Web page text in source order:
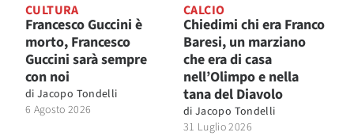
CULTURA
Francesco Guccini è
morto, Francesco
Guccini sarà sempre
con noi
di Jacopo Tondelli
6 Agosto 2026
CALCIO
Chiedimi chi era Franco
Baresi, un marziano
che era di casa
nell’Olimpo e nella
tana del Diavolo
di Jacopo Tondelli
31 Luglio 2026